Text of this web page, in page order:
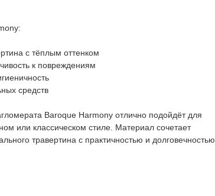
с тёплым оттенком
к повреждениям
средств
Baroque Harmony отлично подойдёт для
или классическом стиле. Материал сочетает
травертина с практичностью и долговечностью